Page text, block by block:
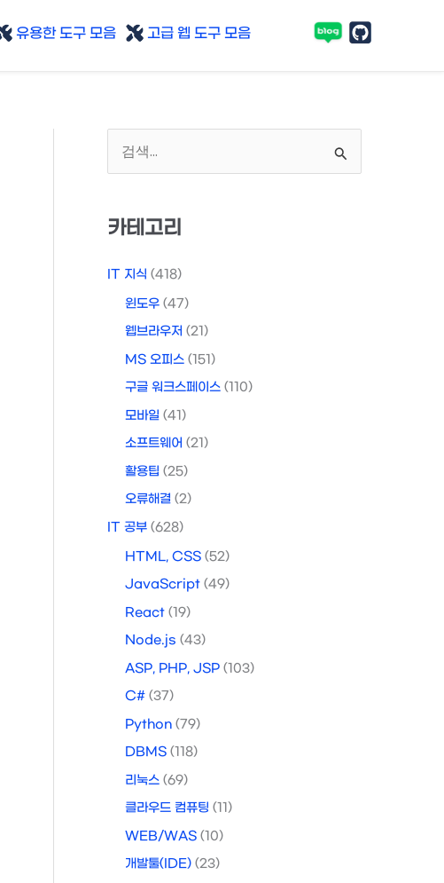
유용한 도구 모음 고급 웹 도구 모음
색
상
카테고리
IT 지식 (418)
윈도우 (47)
웹브라우저 (21)
MS 오피스 (151)
구글 워크스페이스 (110)
모바일 (41)
소프트웨어 (21)
활용팁 (25)
오류해결 (2)
IT 공부 (628)
HTML, CSS (52)
JavaScript (49)
React (19)
Node.js (43)
ASP, PHP, JSP (103)
C# (37)
Python (79)
DBMS (118)
리눅스 (69)
클라우드 컴퓨팅 (11)
WEB/WAS (10)
개발툴(IDE) (23)